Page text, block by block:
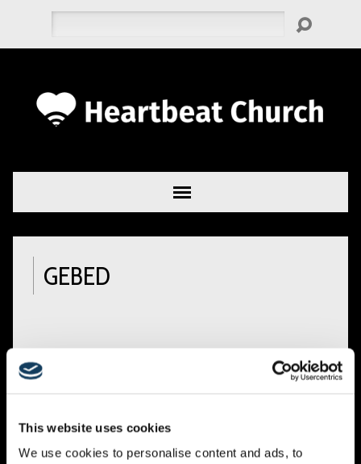
This website uses cookies
We use cookies to personalise content and ads, to
GEBED
GLORIEUZE BRON VAN ALLES
Gebed